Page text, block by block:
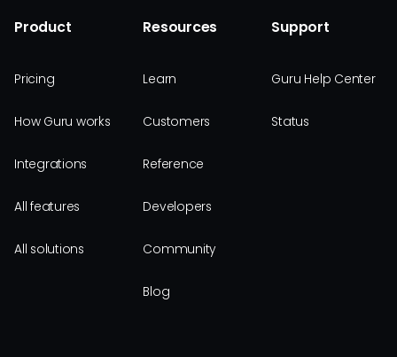
Product
Pricing
How Guru works
Integrations
All features
All solutions
Resources
Learn
Customers
Reference
Developers
Community
Blog
Support
Guru Help Center
Status